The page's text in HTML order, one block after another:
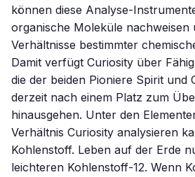
können diese Analyse-
organische Moleküle nachweisen
Verhältnisse bestimmter
Damit verfügt Curiosity über
die der beiden Pioniere Spirit und
derzeit nach einem Platz zum
hinausgehen. Unter den
Verhältnis Curiosity analysieren
Kohlenstoff. Leben auf der Erde
leichteren Kohlenstoff-12. Wenn